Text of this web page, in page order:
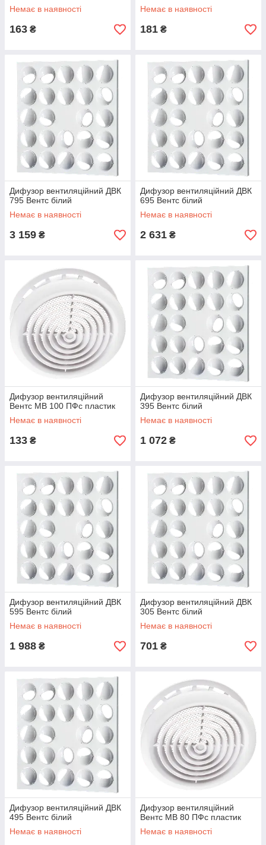
Немає в наявності
163 ₴
Немає в наявності
181 ₴
Дифузор вентиляційний ДВК
795 Вентс білий
Немає в наявності
3 159 ₴
Дифузор вентиляційний ДВК
695 Вентс білий
Немає в наявності
2 631 ₴
Дифузор вентиляційний
Вентс МВ 100 ПФс пластик
Немає в наявності
133 ₴
Дифузор вентиляційний ДВК
395 Вентс білий
Немає в наявності
1 072 ₴
Дифузор вентиляційний ДВК
595 Вентс білий
Немає в наявності
1 988 ₴
Дифузор вентиляційний ДВК
305 Вентс білий
Немає в наявності
701 ₴
Дифузор вентиляційний ДВК
495 Вентс білий
Немає в наявності
Дифузор вентиляційний
Вентс МВ 80 ПФс пластик
Немає в наявності